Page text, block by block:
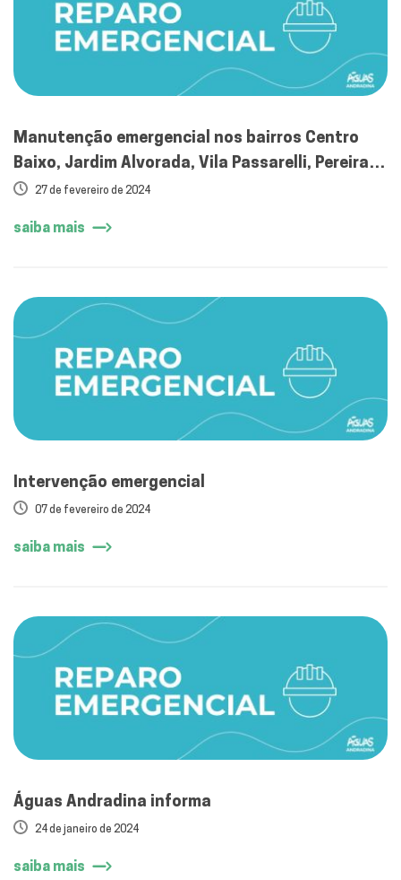
Manutenção emergencial nos bairros Centro
Baixo, Jardim Alvorada, Vila Passarelli, Pereira
Jordão, São João e Bom Jesus
27 de fevereiro de 2024
saiba mais
Intervenção emergencial
07 de fevereiro de 2024
saiba mais
Águas Andradina informa
24 de janeiro de 2024
saiba mais